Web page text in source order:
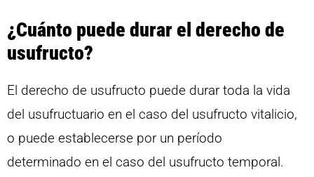
¿Cuánto puede durar el derecho de
usufructo?
El derecho de usufructo puede durar toda la vida
del usufructuario en el caso del usufructo vitalicio,
o puede establecerse por un período
determinado en el caso del usufructo temporal.